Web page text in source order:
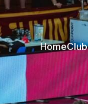
HomeClub